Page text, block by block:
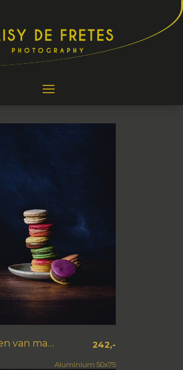
Toren van macarons 242,-
Aluminium 50x75